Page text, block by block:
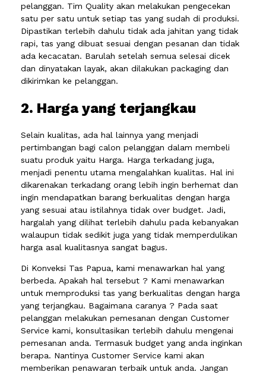
pelanggan. Tim Quality akan melakukan pengecekan
satu per satu untuk setiap tas yang sudah di produksi.
Dipastikan terlebih dahulu tidak ada jahitan yang tidak
rapi, tas yang dibuat sesuai dengan pesanan dan tidak
ada kecacatan. Barulah setelah semua selesai dicek
dan dinyatakan layak, akan dilakukan packaging dan
dikirimkan ke pelanggan.
2. Harga yang terjangkau
Selain kualitas, ada hal lainnya yang menjadi
pertimbangan bagi calon pelanggan dalam membeli
suatu produk yaitu Harga. Harga terkadang juga,
menjadi penentu utama mengalahkan kualitas. Hal ini
dikarenakan terkadang orang lebih ingin berhemat dan
ingin mendapatkan barang berkualitas dengan harga
yang sesuai atau istilahnya tidak over budget. Jadi,
hargalah yang dilihat terlebih dahulu pada kebanyakan
walaupun tidak sedikit juga yang tidak memperdulikan
harga asal kualitasnya sangat bagus.
Di Konveksi Tas Papua, kami menawarkan hal yang
berbeda. Apakah hal tersebut ? Kami menawarkan
untuk memproduksi tas yang berkualitas dengan harga
yang terjangkau. Bagaimana caranya ? Pada saat
pelanggan melakukan pemesanan dengan Customer
Service kami, konsultasikan terlebih dahulu mengenai
pemesanan anda. Termasuk budget yang anda inginkan
berapa. Nantinya Customer Service kami akan
memberikan penawaran terbaik untuk anda. Jangan